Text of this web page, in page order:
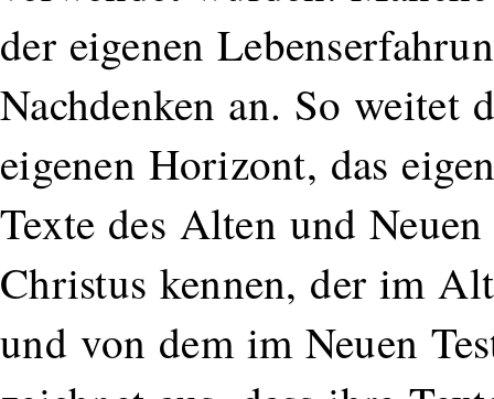
der eigenen
Nachdenken an. So weitet
eigenen Horizont, das
Texte des Alten und
Christus kennen, der im
und von dem im Neuen